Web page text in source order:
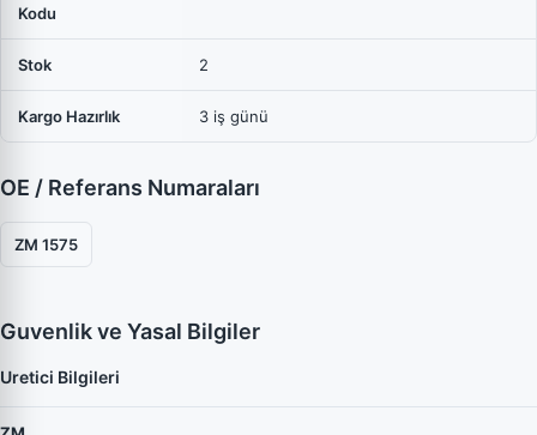
Kodu
Stok 2
Kargo Hazırlık 3 iş günü
OE / Referans Numaraları
ZM 1575
Guvenlik ve Yasal Bilgiler
Uretici Bilgileri